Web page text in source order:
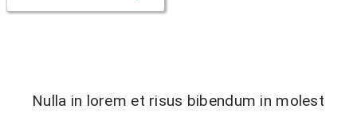
Nulla in lorem et risus bibendum in molest